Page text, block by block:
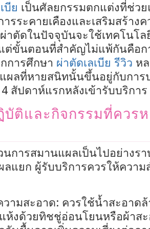
บีย เป็นศัลยกรรมตกแต่งที่ช่ว
ารระคายเคืองและเสริมสร้าง
าตัดในปัจจุบันจะใช้เทคโนโ
ต่ขั้นตอนที่สำคัญไม่แพ้กันคือก
การศึกษา ผ่าตัดเลเบีย รีวิว ห
ผลที่หายสนิทนั้นขึ้นอยู่กับการ
สัปดาห์แรกหลังเข้ารับบริการ
ติและกิจกรรมที่ควรห
นการสมานแผลเป็นไปอย่างร
ลแยก ผู้รับบริการควรให้ควา
วามสะอาด: ควรใช้น้ำสะอาด
ห้งด้วยทิชชู่อ่อนโยนหรือผ้าส